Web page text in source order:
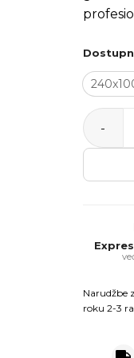
Stilpool
Narudžbe
roku 2-3